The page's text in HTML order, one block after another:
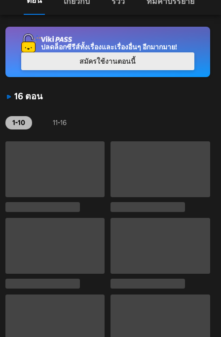
16 ตอน
1-10 11-16
ปลดล็อกซีรีส์ทั้งเรื่องและเรื่องอื่นๆ อีกมากมาย!
สมัครใช้งานตอนนี้